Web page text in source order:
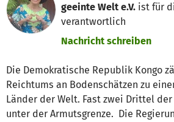
geeinte Welt e.V. ist für
verantwortlich
Nachricht schreiben
Die Demokratische Republik Kongo
Reichtums an Bodenschätzen zu
Länder der Welt. Fast zwei Drittel
unter der Armutsgrenze. Die